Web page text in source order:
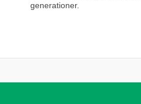
generationer.